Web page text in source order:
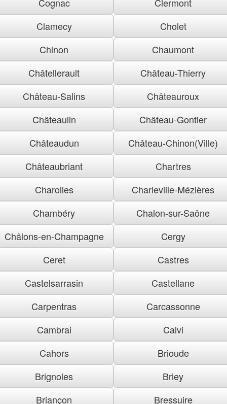
Clamecy
Cholet
Chinon
Chaumont
Châtellerault
Château-Thierry
Château-Salins
Châteauroux
Châteaulin
Château-Gontier
Châteaudun
Château-Chinon(Ville)
Châteaubriant
Chartres
Charolles
Charleville-Mézières
Chambéry
Chalon-sur-Saône
Châlons-en-Champagne
Cergy
Ceret
Castres
Castelsarrasin
Castellane
Carpentras
Carcassonne
Cambrai
Calvi
Cahors
Brioude
Brignoles
Briey
Briançon
Bressuire